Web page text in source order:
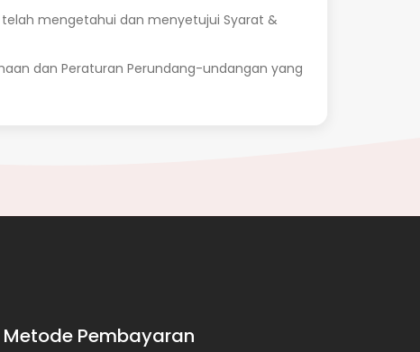
mengetahui dan menyetujui Syarat &
dan Peraturan Perundang-undangan yang
Metode Pembayaran